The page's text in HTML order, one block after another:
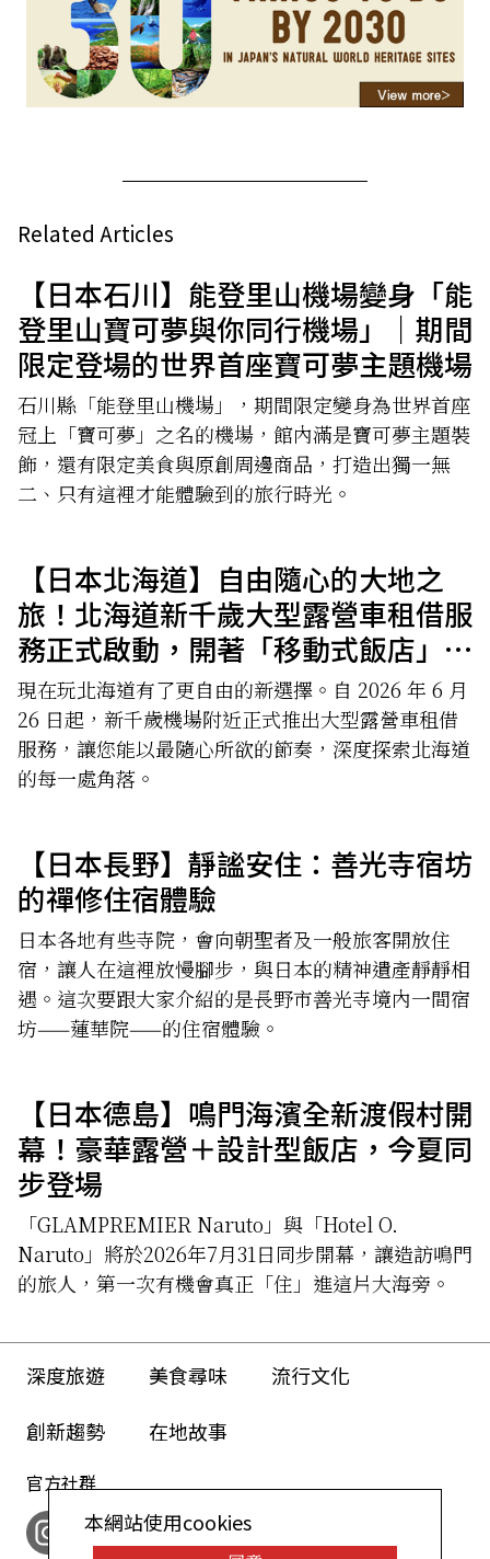
Related Articles
【日本石川】能登里山機場變身「能
登里山寶可夢與你同行機場」｜期間
限定登場的世界首座寶可夢主題機場
石川縣「能登里山機場」，期間限定變身為世界首座
冠上「寶可夢」之名的機場，館內滿是寶可夢主題裝
飾，還有限定美食與原創周邊商品，打造出獨一無
二、只有這裡才能體驗到的旅行時光。
【日本北海道】自由隨心的大地之
旅！北海道新千歲大型露營車租借服
務正式啟動，開著「移動式飯店」暢
遊北國
現在玩北海道有了更自由的新選擇。自 2026 年 6 月
26 日起，新千歲機場附近正式推出大型露營車租借
服務，讓您能以最隨心所欲的節奏，深度探索北海道
的每一處角落。
【日本長野】靜謐安住：善光寺宿坊
的禪修住宿體驗
日本各地有些寺院，會向朝聖者及一般旅客開放住
宿，讓人在這裡放慢腳步，與日本的精神遺產靜靜相
遇。這次要跟大家介紹的是長野市善光寺境內一間宿
坊——蓮華院——的住宿體驗。
【日本德島】鳴門海濱全新渡假村開
幕！豪華露營＋設計型飯店，今夏同
步登場
「GLAMPREMIER Naruto」與「Hotel O.
Naruto」將於2026年7月31日同步開幕，讓造訪鳴門
的旅人，第一次有機會真正「住」進這片大海旁。
深度旅遊 美食尋味
流行文化
創新趨勢
在地故事
官方社群
本網站使用cookies